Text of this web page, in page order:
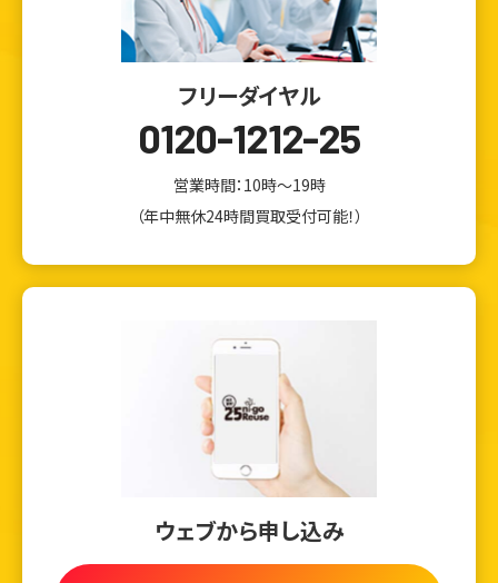
フリーダイヤル
0120-1212-25
営業時間：10時～19時
（年中無休24時間買取受付可能！）
ウェブから申し込み